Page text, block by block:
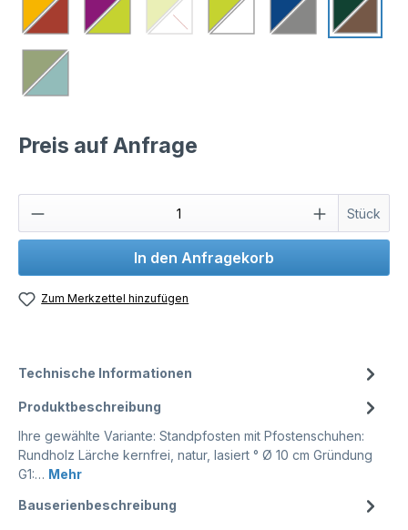
Preis auf Anfrage
Stück
In den Anfragekorb
Zum Merkzettel hinzufügen
Technische Informationen
Produktbeschreibung
Ihre gewählte Variante: Standpfosten mit Pfostenschuhen:
Rundholz Lärche kernfrei, natur, lasiert ° Ø 10 cm Gründung
G1:… Mehr
Bauserienbeschreibung